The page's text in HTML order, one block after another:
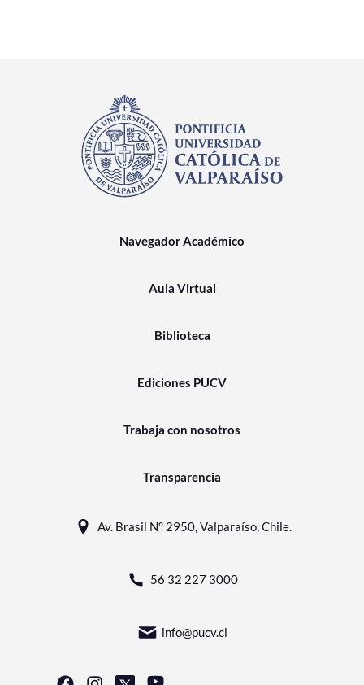
Navegador Académico
Aula Virtual
Biblioteca
Ediciones PUCV
Trabaja con nosotros
Transparencia
Av. Brasil N° 2950, Valparaíso, Chile.
56 32 227 3000
info@pucv.cl